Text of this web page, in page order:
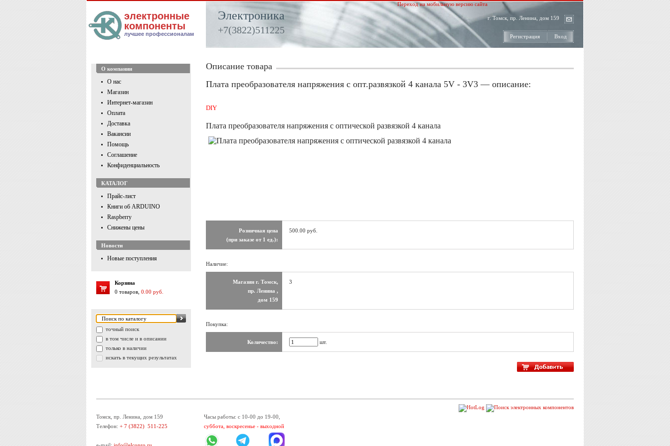
электронные
компоненты
лучшее профессионалам
Электроника
+7(3822)511225
Переход на мобильную версию сайта
г. Томск, пр. Ленина, дом 159
Регистрация Вход
О компании
О нас
Магазин
Интернет-магазин
Оплата
Доставка
Вакансии
Помощь
Соглашение
Конфиденциальность
КАТАЛОГ
Прайс-лист
Книги об ARDUINO
Raspberry
Снижены цены
Новости
Новые поступления
Корзина
0 товаров, 0.00 руб.
точный поиск
в том числе и в описании
только в наличии
искать в текущих результатах
Описание товара
Плата преобразователя напряжения с опт.развязкой 4 канала 5V - 3V3 — описание:
DIY
Плата преобразователя напряжения с оптической развязкой 4 канала
Розничная цена
(при заказе от 1 ед.):
500.00 руб.
Наличие:
Магазин г. Томск,
пр. Ленина ,
дом 159
3
Покупка:
Количество: шт.
Томск, пр. Ленина, дом 159
Телефон: + 7 (3822) 511-225
Часы работы: с 10-00 до 19-00,
суббота, воскресенье - выходной